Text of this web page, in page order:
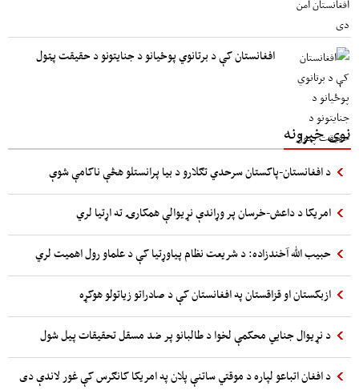
افغانستان کې د برتانوي پوځیانو د جنایتونو د حقیقت پټول
نوی خبرونه
د افغانستان-پاکستان سرحدي تګلارو د بیا پرانستلو هڅې ناکامې شوې
امریکا د داعش-خرسان پر وړاندې نړیوالې همکارۍ ته اړتیا لري
حبیب الله آخندزاده: د شریعت نظام پیاوړتیا کې د علماو رول اهمیت لري
ازبکستان او قزاقستان په افغانستان کې د صادراتو زیاتولو هوکړه
د نړیوال جنایي محکمې لخوا د طالبانو پر ضد مسقل تحقیقات پیل شول
د افغان اتباعو لپاره د موقتي ساتنې پلان په امریکا کانګرس کې غور لاندې دی